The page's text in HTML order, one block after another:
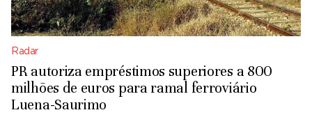
Radar
PR autoriza empréstimos superiores a 800
milhões de euros para ramal ferroviário
Luena-Saurimo